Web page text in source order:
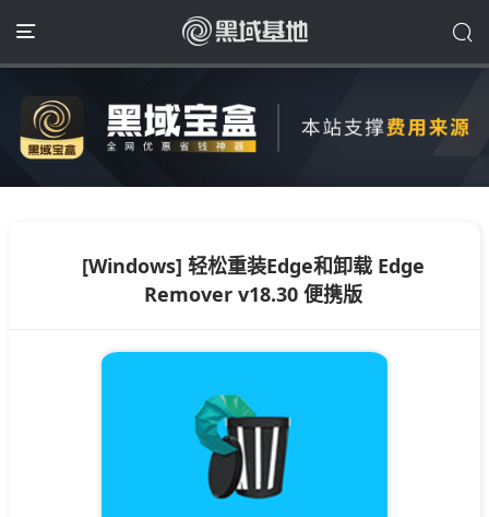
[Windows] 轻松重装Edge和卸载 Edge
Remover v18.30 便携版